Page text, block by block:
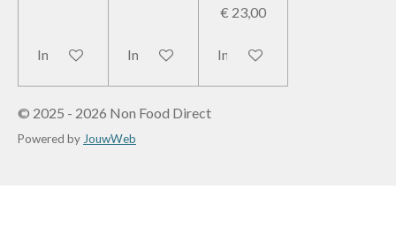
In winkelwagenIn winkelwagen
€ 23,00
In winkelwagen
© 2025 - 2026 Non Food Direct
Powered byJouwWeb